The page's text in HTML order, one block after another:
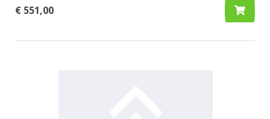
€ 551,00